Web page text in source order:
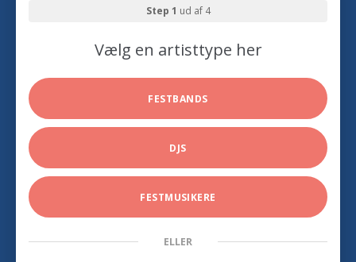
Step 1 ud af 4
Vælg en artisttype her
FESTBANDS
DJS
FESTMUSIKERE
ELLER